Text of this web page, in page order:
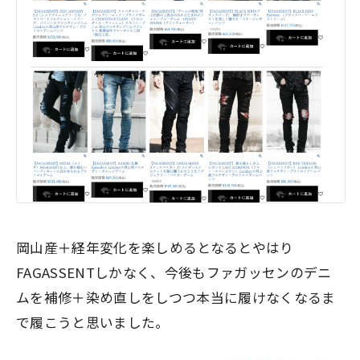
岡山産＋経年変化を楽しめるとなるとやはり
FAGASSENTしかなく、今後もファガッセンのデニ
ムを補修＋染め直しをしつつ本当に履けなくなるま
で履こうと思いました。